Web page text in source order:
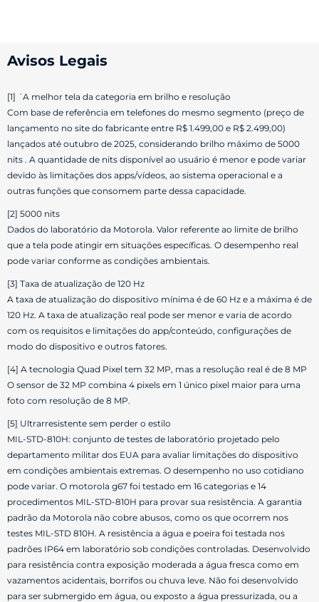
Avisos Legais
[1] ´A melhor tela da categoria em brilho e resolução
Com base de referência em telefones do mesmo segmento (preço de
lançamento no site do fabricante entre R$ 1.499,00 e R$ 2.499,00)
lançados até outubro de 2025, considerando brilho máximo de 5000
nits . A quantidade de nits disponível ao usuário é menor e pode variar
devido às limitações dos apps/vídeos, ao sistema operacional e a
outras funções que consomem parte dessa capacidade.
[2] 5000 nits
Dados do laboratório da Motorola. Valor referente ao limite de brilho
que a tela pode atingir em situações específicas. O desempenho real
pode variar conforme as condições ambientais.
[3] Taxa de atualização de 120 Hz
A taxa de atualização do dispositivo mínima é de 60 Hz e a máxima é de
120 Hz. A taxa de atualização real pode ser menor e varia de acordo
com os requisitos e limitações do app/conteúdo, configurações de
modo do dispositivo e outros fatores.
[4] A tecnologia Quad Pixel tem 32 MP, mas a resolução real é de 8 MP
O sensor de 32 MP combina 4 pixels em 1 único pixel maior para uma
foto com resolução de 8 MP.
[5] Ultrarresistente sem perder o estilo
MIL-STD-810H: conjunto de testes de laboratório projetado pelo
departamento militar dos EUA para avaliar limitações do dispositivo
em condições ambientais extremas. O desempenho no uso cotidiano
pode variar. O motorola g67 foi testado em 16 categorias e 14
procedimentos MIL-STD-810H para provar sua resistência. A garantia
padrão da Motorola não cobre abusos, como os que ocorrem nos
testes MIL-STD 810H. A resistência a água e poeira foi testada nos
padrões IP64 em laboratório sob condições controladas. Desenvolvido
para resistência contra exposição moderada a água fresca como em
vazamentos acidentais, borrifos ou chuva leve. Não foi desenvolvido
para ser submergido em água, ou exposto a água pressurizada, ou a